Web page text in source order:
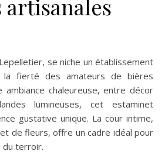
artisanales
se niche un établissement
la fierté des amateurs de bières
ambiance chaleureuse, entre décor
lumineuses, cet estaminet
gustative unique. La cour intime,
de fleurs, offre un cadre idéal pour
du terroir.